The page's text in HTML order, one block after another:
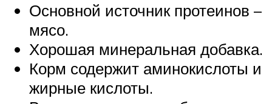
Основной источник протеинов –
мясо.
Хорошая минеральная добавка.
Корм содержит аминокислоты и
жирные кислоты.